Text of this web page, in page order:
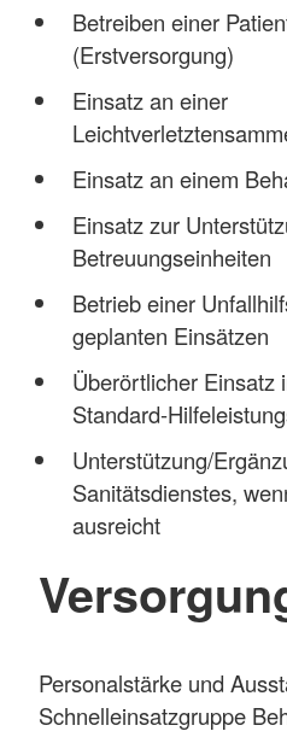
Betreiben einer
(Erstversorgung)
Einsatz an einer
Einsatz an einem
Einsatz zur
Betreuungseinheiten
Betrieb einer
geplanten Einsätzen
Überörtlicher Einsatz
Standard-
Unterstützung/
Sanitätsdienstes,
ausreicht
Personalstärke und
Schnelleinsatzgruppe